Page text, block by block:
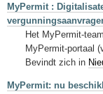
MyPermit :
Het MyPermit-
MyPermit-portaal
Bevindt zich in
MyPermit: nu